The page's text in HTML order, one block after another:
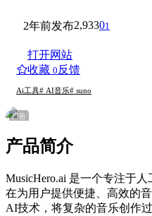
2年前发布2,93301
打开网站
收藏 0反馈
Ai工具# AI音乐# suno
广告
产品简介
MusicHero.ai 是一个专注于
在为用户提供便捷、高效的
AI技术，将复杂的音乐创作